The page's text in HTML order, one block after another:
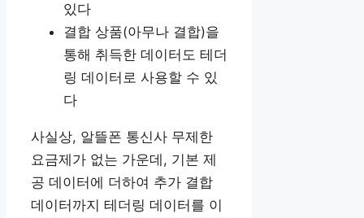
있다
결합 상품(아무나 결합)을
통해 취득한 데이터도 테더
링 데이터로 사용할 수 있
다
사실상, 알뜰폰 통신사 무제한
요금제가 없는 가운데, 기본 제
공 데이터에 더하여 추가 결합
데이터까지 테더링 데이터를 이